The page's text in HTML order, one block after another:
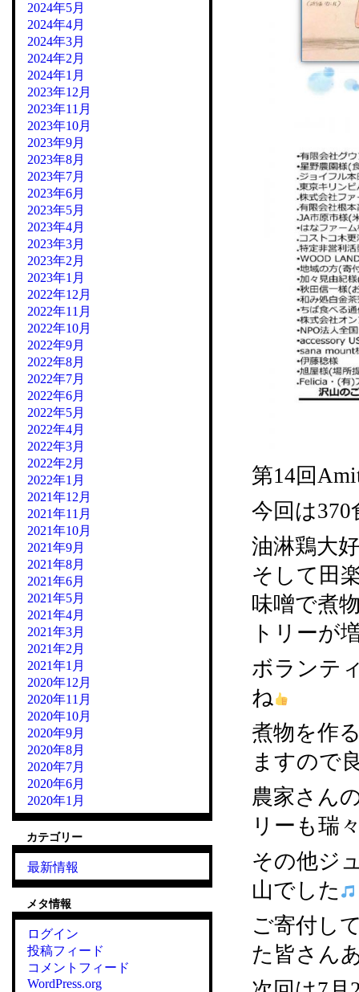
第14回
今回は
油淋鶏大
そして田
味噌で煮
トリーが
ボランテ
ね
煮物を作
ますので
農家さん
リーも瑞
その他ジ
山でした
ご寄付し
た皆さん
2024年5月
2024年4月
2024年3月
2024年2月
2024年1月
2023年12月
2023年11月
2023年10月
2023年9月
2023年8月
2023年7月
2023年6月
2023年5月
2023年4月
2023年3月
2023年2月
2023年1月
2022年12月
2022年11月
2022年10月
2022年9月
2022年8月
2022年7月
2022年6月
2022年5月
2022年4月
2022年3月
2022年2月
2022年1月
2021年12月
2021年11月
2021年10月
2021年9月
2021年8月
2021年6月
2021年5月
2021年4月
2021年3月
2021年2月
2021年1月
2020年12月
2020年11月
2020年10月
2020年9月
2020年8月
2020年7月
2020年6月
2020年1月
カテゴリー
最新情報
メタ情報
ログイン
投稿フィード
コメントフィード
WordPress.org